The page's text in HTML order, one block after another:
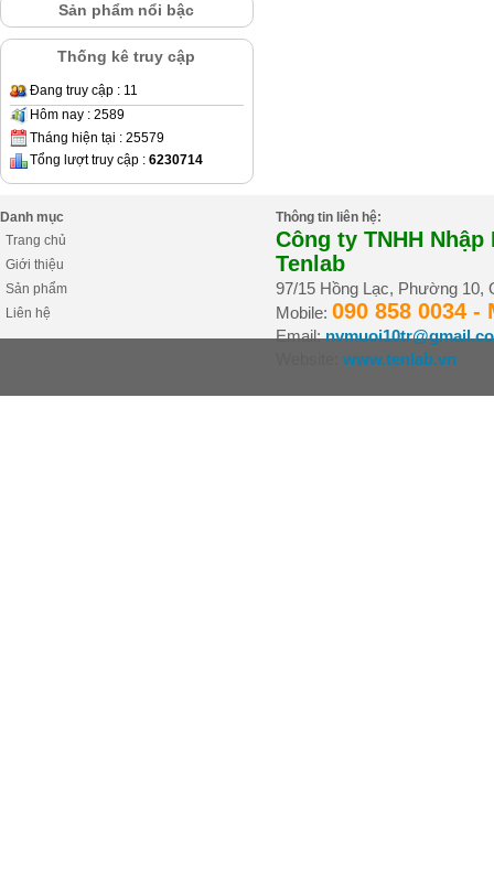
Sản phẩm nổi bậc
Thống kê truy cập
Đang truy cập : 11
Hôm nay : 2589
Tháng hiện tại : 25579
Tổng lượt truy cập : 6230714
Danh mục
Trang chủ
Giới thiệu
Sản phẩm
Liên hệ
Thông tin liên hệ:
Công ty TNHH
Tenlab
97/15 Hồng Lạc, Phường 10,
Mobile: 090 858 0034 -
Email:
www.tenlab.vn